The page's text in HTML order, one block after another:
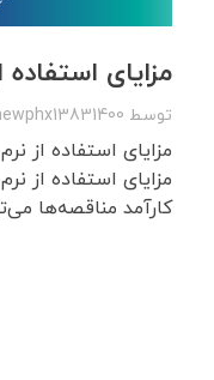
مزایای استفاده
توسط
مزایای استفاده از
مزایای استفاده از
کارآمد مناقصه‌ها